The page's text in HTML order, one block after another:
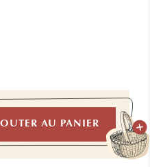
AU PANIER